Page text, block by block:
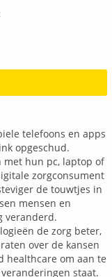
telefoons en apps
opgeschud.
met hun pc, laptop of
zorgconsument
de touwtjes in
mensen en
veranderd.
de zorg beter,
over de kansen
healthcare om aan te
staat.